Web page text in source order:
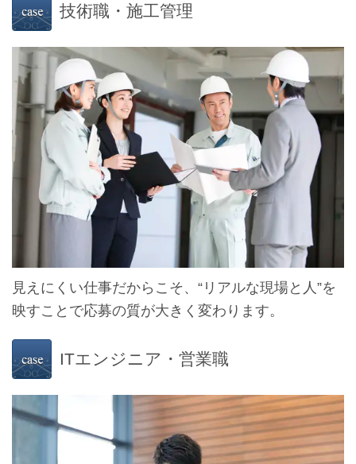
技術職・施工管理
見えにくい仕事だからこそ、“リアルな現場と人”を
映すことで応募の質が大きく変わります。
ITエンジニア・営業職